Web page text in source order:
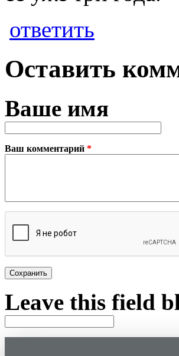
ответить
Оставить
Ваше имя
Ваш комментарий *
Plain text
Leave this field